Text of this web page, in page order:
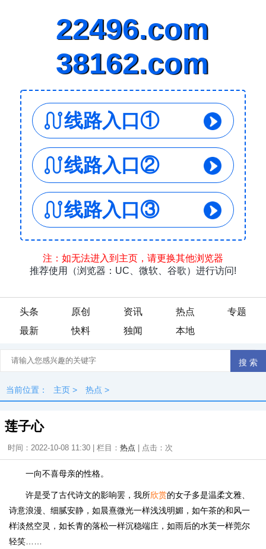
头条 原创 资讯 热点
专题
最新
快料 独闻 本地
当前位置： 主页 > 热点 >
莲子心
时间：2022-10-08 11:30 | 栏目： 热点 | 点击： 次
一向不喜母亲的性格。
许是受了古代诗文的影响罢，我所欣赏的女子多是温柔文雅、
诗意浪漫、细腻安静，如晨熹微光一样浅浅明媚，如午茶的和风一
样淡然空灵，如长青的落松一样沉稳端庄，如雨后的水芙一样莞尔
轻笑……